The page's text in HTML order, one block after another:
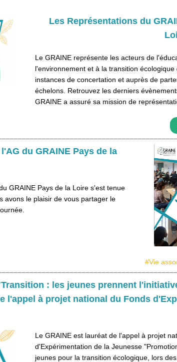
Les Représentations du
L e GRAINE représente les acteurs de
l'environnement et à la transition
instances de concertation et auprès de
échelons. Retrouvez les derniers
GRAINE a assuré sa mission de
du GRAINE Pays de la
GRAINE Pays de la Loire s'est tenue
avons le plaisir de vous partager le
#Vie
: les jeunes prennent
l'appel à projet national du Fonds
Le GRAINE est lauréat de l'appel à projet
d'Expérimentation de la Jeunesse
jeunes pour la transition écologique, lors